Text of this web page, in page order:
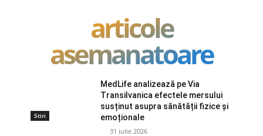
articole
asemanatoare
Stiri
MedLife analizează pe Via
Transilvanica efectele mersului
susținut asupra sănătății fizice și
emoționale
31 iulie 2026